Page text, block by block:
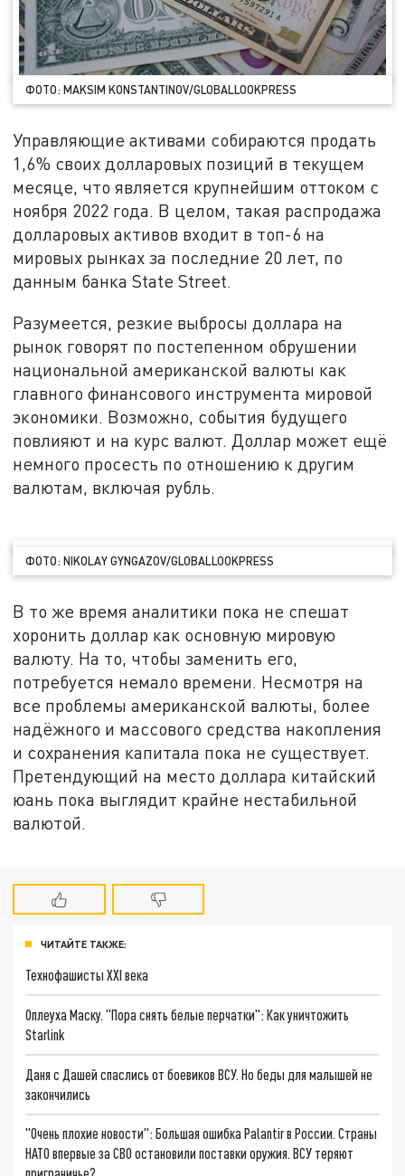
ФОТО: MAKSIM KONSTANTINOV/GLOBALLOOKPRESS
Управляющие активами собираются продать
1,6% своих долларовых позиций в текущем
месяце, что является крупнейшим оттоком с
ноября 2022 года. В целом, такая распродажа
долларовых активов входит в топ-6 на
мировых рынках за последние 20 лет, по
данным банка State Street.
Разумеется, резкие выбросы доллара на
рынок говорят по постепенном обрушении
национальной американской валюты как
главного финансового инструмента мировой
экономики. Возможно, события будущего
повлияют и на курс валют. Доллар может ещё
немного просесть по отношению к другим
валютам, включая рубль.
ФОТО: NIKOLAY GYNGAZOV/GLOBALLOOKPRESS
В то же время аналитики пока не спешат
хоронить доллар как основную мировую
валюту. На то, чтобы заменить его,
потребуется немало времени. Несмотря на
все проблемы американской валюты, более
надёжного и массового средства накопления
и сохранения капитала пока не существует.
Претендующий на место доллара китайский
юань пока выглядит крайне нестабильной
валютой.
ЧИТАЙТЕ ТАКЖЕ:
Технофашисты XXI века
Оплеуха Маску. "Пора снять белые перчатки": Как уничтожить
Starlink
Даня с Дашей спаслись от боевиков ВСУ. Но беды для малышей не
закончились
"Очень плохие новости": Большая ошибка Palantir в России. Страны
НАТО впервые за СВО остановили поставки оружия. ВСУ теряют